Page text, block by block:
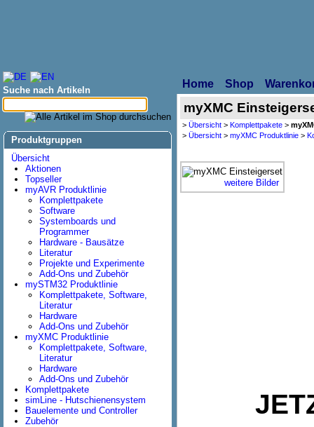
Suche nach Artikeln
Produktgruppen
Übersicht
Aktionen
Topseller
myAVR Produktlinie
Komplettpakete
Software
Systemboards und
Programmer
Hardware - Bausätze
Literatur
Projekte und Experimente
Add-Ons und Zubehör
mySTM32 Produktlinie
Komplettpakete, Software,
Literatur
Hardware
Add-Ons und Zubehör
myXMC Produktlinie
Komplettpakete, Software,
Literatur
Hardware
Add-Ons und Zubehör
Komplettpakete
simLine - Hutschienensystem
Bauelemente und Controller
Zubehör
Home Shop
myXMC
> Übersicht > Komplettpakete >
> Übersicht > myXMC Produktlinie >
weitere Bilder